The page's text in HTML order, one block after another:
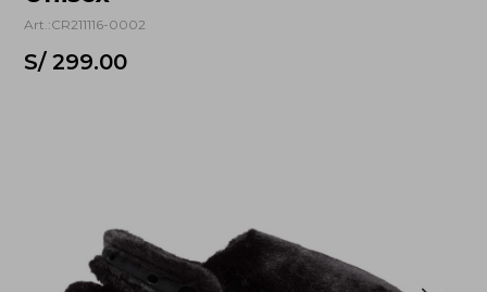
CR211116-0002
S/ 299.00